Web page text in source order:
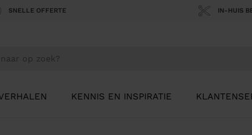
SNELLE OFFERTE IN-HUIS
KENNIS EN INSPIRATIE